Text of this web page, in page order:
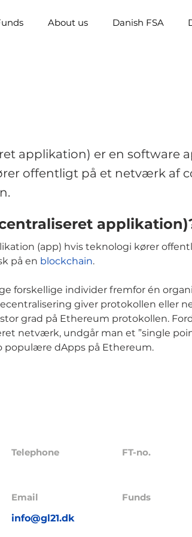
About us Danish FSA
applikation) er en software
offentligt på et netværk af
(app) hvis teknologi kører
på en blockchain.
forskellige individer fremfor én
giver protokollen eller
grad på Ethereum protokollen.
netværk, undgår man et ”single
populære dApps på Ethereum.
Telephone
Email
info@gl21.dk
FT-no.
Funds